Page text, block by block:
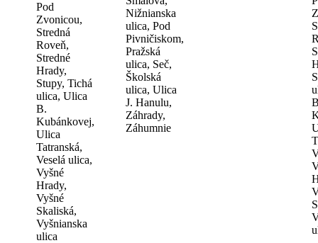
Pod
Zvonicou,
Stredná
Roveň,
Stredné
Hrady,
Stupy, Tichá
ulica, Ulica
B.
Kubánkovej,
Ulica
Tatranská,
Veselá ulica,
Vyšné
Hrady,
Vyšné
Skaliská,
Vyšnianska
ulica
Nižnianska
ulica, Pod
Pivničiskom,
Pražská
ulica, Seč,
Školská
ulica, Ulica
J. Hanulu,
Záhrady,
Záhumnie